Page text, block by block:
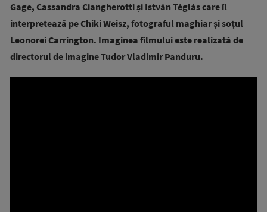
Gage, Cassandra Ciangherotti și István Téglás care îl
interpretează pe Chiki Weisz, fotograful maghiar și soțul
Leonorei Carrington. Imaginea filmului este realizată de
directorul de imagine Tudor Vladimir Panduru.